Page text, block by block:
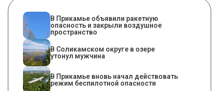
В Прикамье объявили ракетную
опасность и закрыли воздушное
пространство
В Соликамском округе в озере
утонул мужчина
В Прикамье вновь начал действовать
режим беспилотной опасности